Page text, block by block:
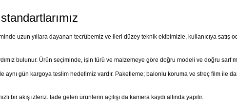
uzun yıllara dayanan tecrübemiz ve ileri düzey teknik ekibimizle, kullanıcıya satış
bulunur. Ürün seçiminde, işin türü ve malzemeye göre doğru modeli ve doğru sarf
gün kargoya teslim hedefimiz vardır. Paketleme; balonlu koruma ve streç film ile
bir akış izleriz. İade gelen ürünlerin açılışı da kamera kaydı altında yapılır.